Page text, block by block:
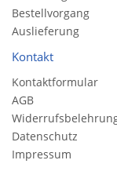
Bestellvorgang
Auslieferung
Kontakt
Kontaktformular
AGB
Datenschutz
Impressum